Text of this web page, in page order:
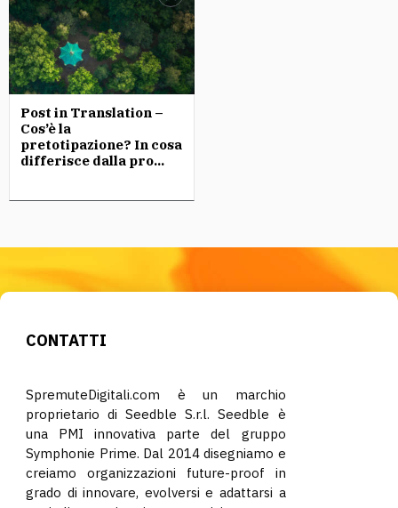
Post in Translation –
Cos’è la
pretotipazione? In cosa
differisce dalla pro...
CONTATTI
SpremuteDigitali.com è un marchio
proprietario di Seedble S.r.l. Seedble è
una PMI innovativa parte del gruppo
Symphonie Prime. Dal 2014 disegniamo e
creiamo organizzazioni future-proof in
grado di innovare, evolversi e adattarsi a